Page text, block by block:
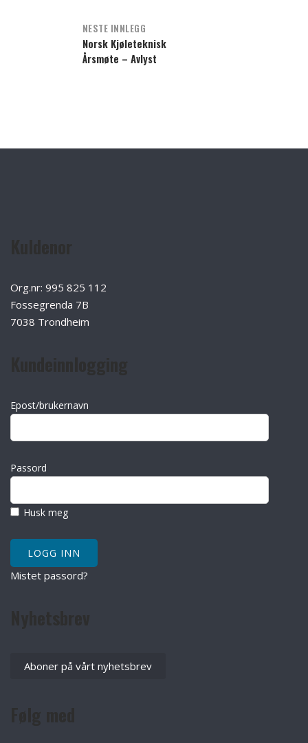
NESTE INNLEGG
Norsk Kjøleteknisk
Årsmøte – Avlyst
Org.nr: 995 825 112
Fossegrenda 7B
7038 Trondheim
Epost/brukernavn
Passord
Husk meg
Mistet passord?
Aboner på vårt nyhetsbrev